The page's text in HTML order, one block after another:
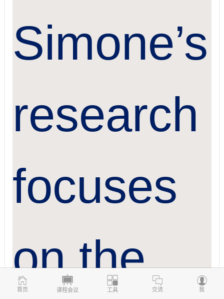
Simone’s
research
focuses
on the
首页 课程会议 工具 交流 我